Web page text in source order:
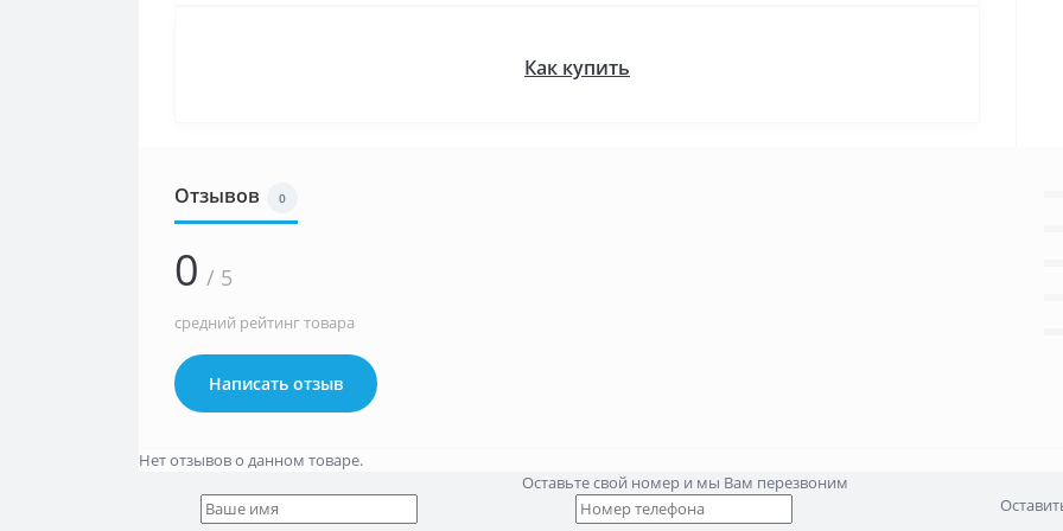
Как купить
Отзывов 0
0 / 5
средний рейтинг товара
Написать отзыв
Нет отзывов о данном товаре.
Оставьте свой номер и мы Вам перезвоним